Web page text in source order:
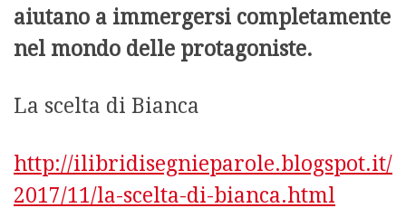
aiutano a immergersi completamente
nel mondo delle protagoniste.
La scelta di Bianca
http://ilibridisegnieparole.blogspot.it/
2017/11/la-scelta-di-bianca.html